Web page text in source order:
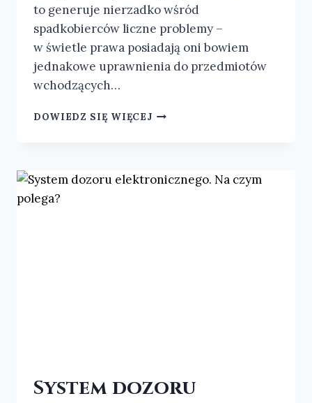
to generuje nierzadko wśród
spadkobierców liczne problemy –
w świetle prawa posiadają oni bowiem
jednakowe uprawnienia do przedmiotów
wchodzących…
DOWIEDZ SIĘ WIĘCEJ
System dozoru